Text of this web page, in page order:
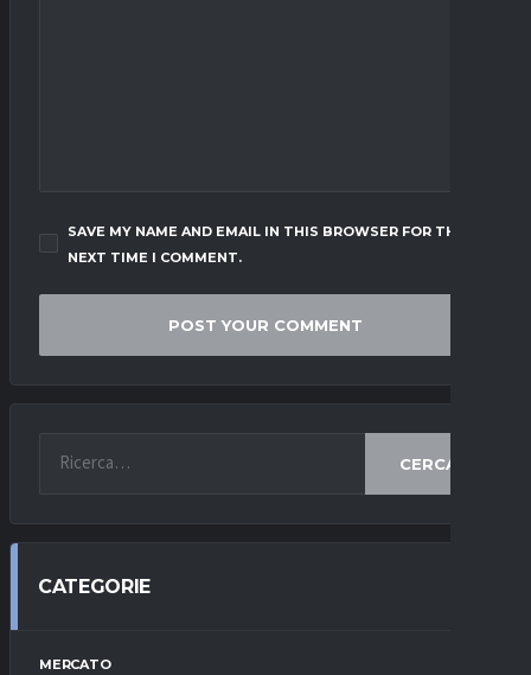
SAVE MY NAME AND EMAIL IN THIS BROWSER FOR THE
NEXT TIME I COMMENT.
CERCA
CATEGORIE
MERCATO